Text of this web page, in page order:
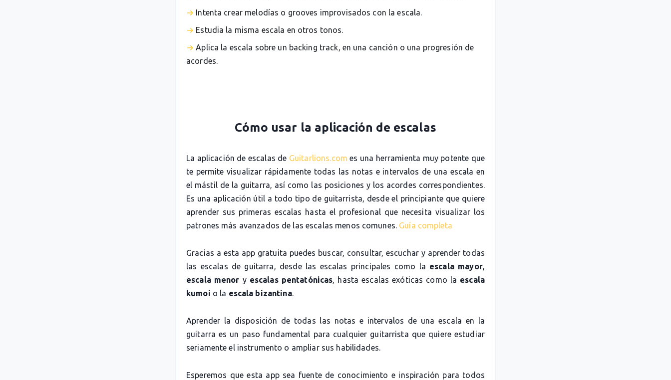
Intenta crear melodías o grooves improvisados con la escala.
Estudia la misma escala en otros tonos.
Aplica la escala sobre un backing track, en una canción o una progresión de
acordes.
Cómo usar la aplicación de escalas
La aplicación de escalas de Guitarlions.com es una herramienta muy potente que
te permite visualizar rápidamente todas las notas e intervalos de una escala en
el mástil de la guitarra, así como las posiciones y los acordes correspondientes.
Es una aplicación útil a todo tipo de guitarrista, desde el principiante que quiere
aprender sus primeras escalas hasta el profesional que necesita visualizar los
patrones más avanzados de las escalas menos comunes. Guía completa
Gracias a esta app gratuita puedes buscar, consultar, escuchar y aprender todas
las escalas de guitarra, desde las escalas principales como la escala mayor,
escala menor y escalas pentatónicas, hasta escalas exóticas como la escala
kumoi o la escala bizantina.
Aprender la disposición de todas las notas e intervalos de una escala en la
guitarra es un paso fundamental para cualquier guitarrista que quiere estudiar
seriamente el instrumento o ampliar sus habilidades.
Esperemos que esta app sea fuente de conocimiento e inspiración para todos